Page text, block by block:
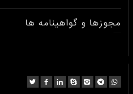
مجوزها و گواهینامه ها